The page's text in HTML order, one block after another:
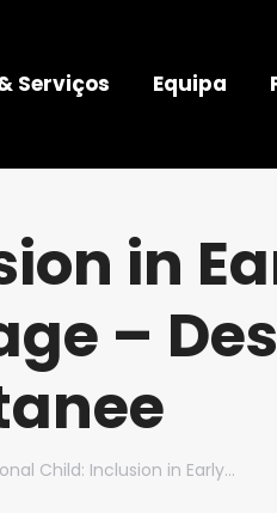
Serviços Equipa
in
–
Child: Inclusion in Early…